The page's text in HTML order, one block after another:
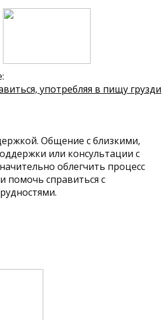
употребляя в пищу грузди
Общение с близкими,
или консультации с
облегчить процесс
помочь справиться с